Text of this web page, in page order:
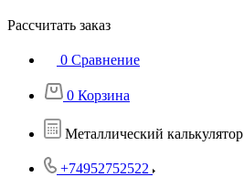
Рассчитать заказ
0 Сравнение
0 Корзина
Металлический калькулятор
+74952752522